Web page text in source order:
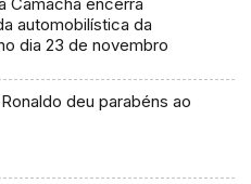
automobilística da
no dia 23 de novembro
deu parabéns ao